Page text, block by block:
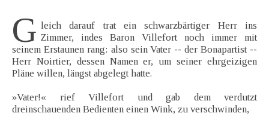
G leich darauf trat ein schwarzbärtiger Herr ins
Zimmer, indes Baron Villefort noch immer mit
seinem Erstaunen rang: also sein Vater -- der Bonapartist --
Herr Noirtier, dessen Namen er, um seiner ehrgeizigen
Pläne willen, längst abgelegt hatte.
»Vater!« rief Villefort und gab dem verdutzt
dreinschauenden Bedienten einen Wink, zu verschwinden,